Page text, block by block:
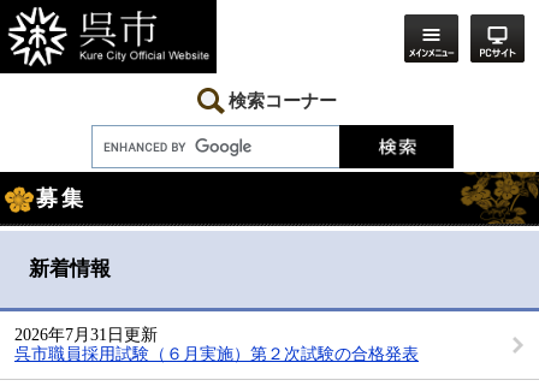
ー
ジ
の
ニ
ュ
ー
て
本
文
検索コーナー
文
募集
新着情報
2026年7月31日更新
呉市職員採用試験（６月実施）第２次試験の合格発表